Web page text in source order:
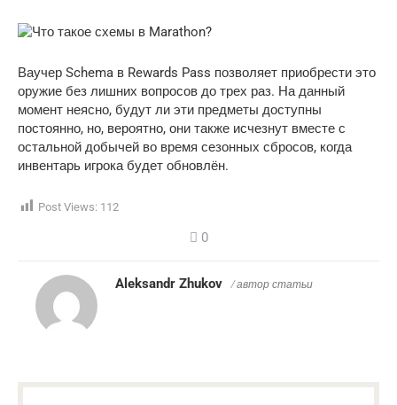
Ваучер Schema в Rewards Pass позволяет приобрести это
оружие без лишних вопросов до трех раз. На данный
момент неясно, будут ли эти предметы доступны
постоянно, но, вероятно, они также исчезнут вместе с
остальной добычей во время сезонных сбросов, когда
инвентарь игрока будет обновлён.
Post Views: 112
0
Aleksandr Zhukov / автор статьи